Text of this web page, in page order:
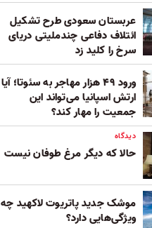
عربستان سعودی طرح تشکیل
ائتلاف دفاعی چندملیتی دریای
سرخ را کلید زد
ورود ۴۹ هزار مهاجر به سئوتا؛ آیا
ارتش اسپانیا می‌تواند این
جمعیت را مهار کند؟
دیدگاه
حالا که دیگر مرغ طوفان نیست
موشک جدید پاتریوت لاکهید چه
ویژگی‌هایی دارد؟